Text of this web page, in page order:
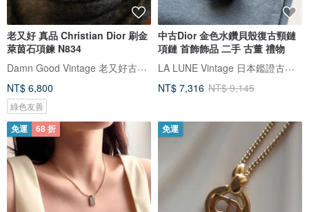
老又好 真品 Christian Dior 刷金
萊茵石項鍊 N834
Damn Good Vintage 老又好古董珠寶
NT$ 6,800
綠色友善
中古Dior 金色水鑽貝殼復古頸鏈
項鏈 首飾飾品 二手 古董 禮物
LA LUNE Vintage 日本鑑證古董品選物店
NT$ 7,316 NT$ 9,145
免運 68 折 免運